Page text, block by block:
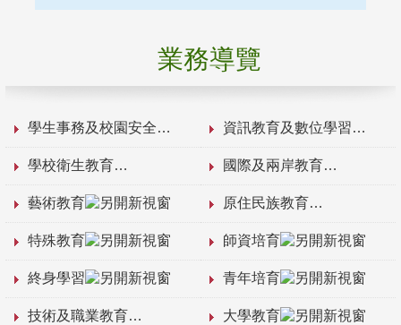
業務導覽
學生事務及校園安全 資訊教育及數位學習
學校衛生教育 國際及兩岸教育
藝術教育 原住民族教育
特殊教育 師資培育
終身學習 青年培育
技術及職業教育 大學教育